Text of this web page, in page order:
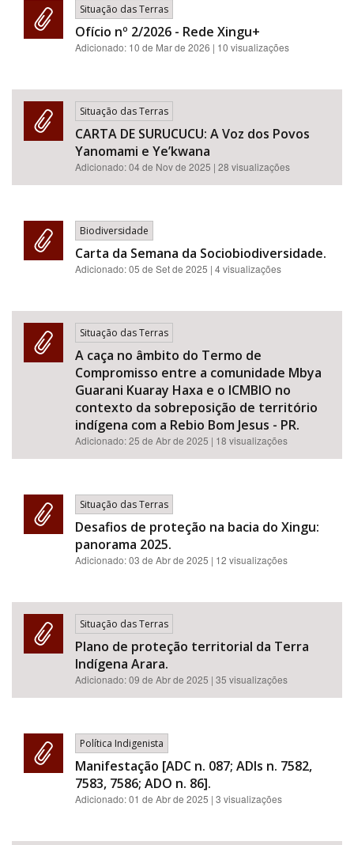
BUSCAR
Situação das Terras
Ofício nº 2/2026 - Rede Xingu+
Adicionado: 10 de Mar de 2026 | 10 visualizações
Situação das Terras
CARTA DE SURUCUCU: A Voz dos Povos
Yanomami e Ye’kwana
Adicionado:04 de Nov de 2025 | 28 visualizações
Biodiversidade
Carta da Semana da Sociobiodiversidade.
Adicionado:05 de Set de 2025 | 4 visualizações
Situação das Terras
A caça no âmbito do Termo de
Compromisso entre a comunidade Mbya
Guarani Kuaray Haxa e o ICMBIO no
contexto da sobreposição de território
indígena com a Rebio Bom Jesus - PR.
Adicionado:25 de Abr de 2025 | 18 visualizações
Situação das Terras
Desafios de proteção na bacia do Xingu:
panorama 2025.
Adicionado:03 de Abr de 2025 | 12 visualizações
Situação das Terras
Plano de proteção territorial da Terra
Indígena Arara.
Adicionado:09 de Abr de 2025 | 35 visualizações
Política Indigenista
Manifestação [ADC n. 087; ADIs n. 7582,
7583, 7586; ADO n. 86].
Adicionado:01 de Abr de 2025 | 3 visualizações